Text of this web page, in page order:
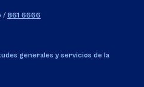
/ 861 6666
generales y servicios de la